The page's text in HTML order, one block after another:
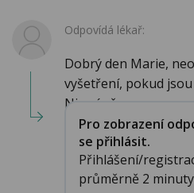
Odpovídá lékař:
Dobrý den Marie,
vyšetření, pokud
Nicméně p...
Pro zobrazení
se přihlásit.
Přihlášení/
průměrně 2